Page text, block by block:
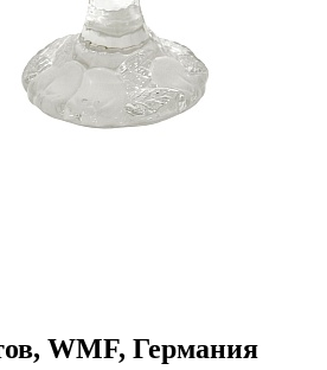
WMF, Германия